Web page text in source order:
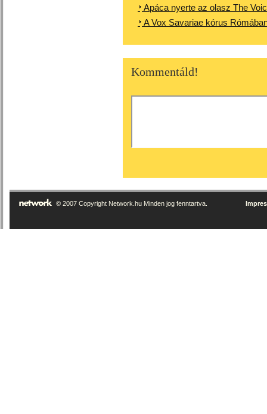
Apáca nyerte az olasz The
A Vox Savariae kórus
Kommentáld!
© 2007 Copyright Network.hu Minden jog fenntartva.